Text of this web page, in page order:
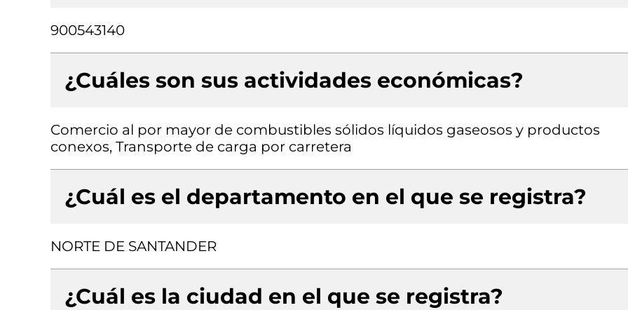
900543140
¿Cuáles son sus actividades económicas?
Comercio al por mayor de combustibles sólidos líquidos gaseosos y productos
conexos, Transporte de carga por carretera
¿Cuál es el departamento en el que se registra?
NORTE DE SANTANDER
¿Cuál es la ciudad en el que se registra?